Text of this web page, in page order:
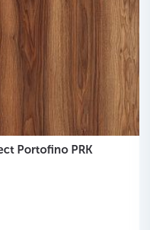
Portofino PRK